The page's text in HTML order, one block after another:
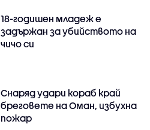
18-годишен младеж е
задържан за убийството на
чичо си
Снаряд удари кораб край
бреговете на Оман, избухна
пожар